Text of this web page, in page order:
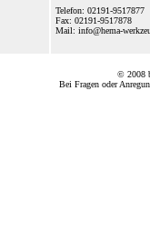
Telefon: 02191-9517877
Fax: 02191-9517878
Mail: info@hema-
© 2008
Bei Fragen oder